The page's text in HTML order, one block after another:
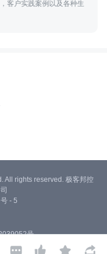
客户实践案例以及各种生
   
All rights reserved. 极客邦控
- 5
号